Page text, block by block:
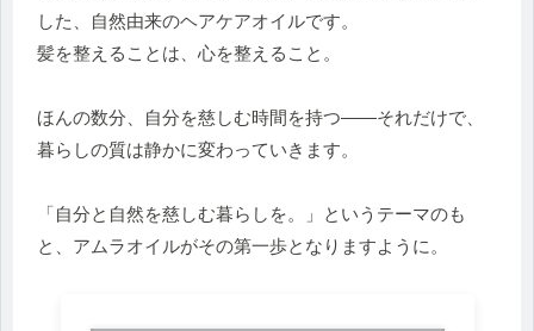
した、自然由来のヘアケアオイルです。
髪を整えることは、心を整えること。
ほんの数分、自分を慈しむ時間を持つ——それだけで、
暮らしの質は静かに変わっていきます。
「自分と自然を慈しむ暮らしを。」というテーマのも
と、アムラオイルがその第一歩となりますように。